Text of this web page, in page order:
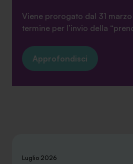
Viene prorogato dal 31 marzo
termine per l’invio della
Approfondisci
Luglio 2026